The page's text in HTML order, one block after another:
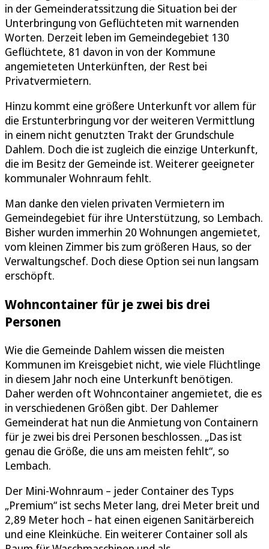
in der Gemeinderatssitzung die Situation bei der
Unterbringung von Geflüchteten mit warnenden
Worten. Derzeit leben im Gemeindegebiet 130
Geflüchtete, 81 davon in von der Kommune
angemieteten Unterkünften, der Rest bei
Privatvermietern.
Hinzu kommt eine größere Unterkunft vor allem für
die Erstunterbringung vor der weiteren Vermittlung
in einem nicht genutzten Trakt der Grundschule
Dahlem. Doch die ist zugleich die einzige Unterkunft,
die im Besitz der Gemeinde ist. Weiterer geeigneter
kommunaler Wohnraum fehlt.
Man danke den vielen privaten Vermietern im
Gemeindegebiet für ihre Unterstützung, so Lembach.
Bisher wurden immerhin 20 Wohnungen angemietet,
vom kleinen Zimmer bis zum größeren Haus, so der
Verwaltungschef. Doch diese Option sei nun langsam
erschöpft.
Wohncontainer für je zwei bis drei
Personen
Wie die Gemeinde Dahlem wissen die meisten
Kommunen im Kreisgebiet nicht, wie viele Flüchtlinge
in diesem Jahr noch eine Unterkunft benötigen.
Daher werden oft Wohncontainer angemietet, die es
in verschiedenen Größen gibt. Der Dahlemer
Gemeinderat hat nun die Anmietung von Containern
für je zwei bis drei Personen beschlossen. „Das ist
genau die Größe, die uns am meisten fehlt“, so
Lembach.
Der Mini-Wohnraum – jeder Container des Typs
„Premium“ ist sechs Meter lang, drei Meter breit und
2,89 Meter hoch – hat einen eigenen Sanitärbereich
und eine Kleinküche. Ein weiterer Container soll als